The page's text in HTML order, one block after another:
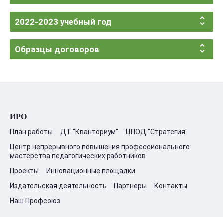
2022-2023 учебный год
Образцы договоров
ИРО
План работы ДТ "Кванториум"
ЦПОД "Стратегия"
Центр непрерывного повышения профессионального
мастерства педагогических работников
Проекты
Инновационные площадки
Издательская деятельность
Партнеры
Контакты
Наш Профсоюз